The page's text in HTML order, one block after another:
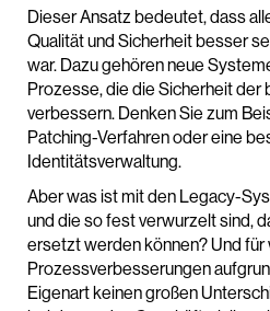
Dieser Ansatz bedeutet, dass
Qualität und Sicherheit besser
war. Dazu gehören neue
Prozesse, die die Sicherheit
verbessern. Denken Sie zum
Patching-Verfahren oder eine
Identitätsverwaltung.
Aber was ist mit den Legacy-
und die so fest verwurzelt sind,
ersetzt werden können? Und
Prozessverbesserungen
Eigenart keinen großen